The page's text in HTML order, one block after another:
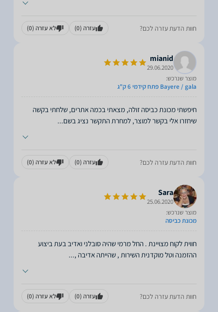
חוות הדעת עזרה לכם? עזרה (0) לא עזרה (0)
mianid
29.06.2020
מוצר שנרכש:
Bayere / gala פתח קידמי 6 ק"ג
חיפשתי מכונת כביסה זולה, מצאתי בכמה אתרים, שלחתי בקשה
שיחזרו אלי בקשר למוצר, למחרת התקשר נציג בשם...
חוות הדעת עזרה לכם? עזרה (0) לא עזרה (0)
Sara
25.06.2020
מוצר שנרכש:
מכונת כביסה
חווית לקוח מצויינת . החל מרמי שהיה סובלני ואדיב בעת ביצוע
ההזמנה וטל מוקדנית השירות , שהייתה אדיבה ,...
חוות הדעת עזרה לכם? עזרה (0) לא עזרה (0)